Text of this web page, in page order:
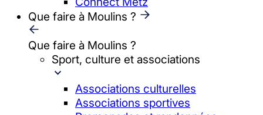
Que faire à Moulins ?
Que faire à Moulins ?
Sport, culture et associations
Associations culturelles
Associations sportives